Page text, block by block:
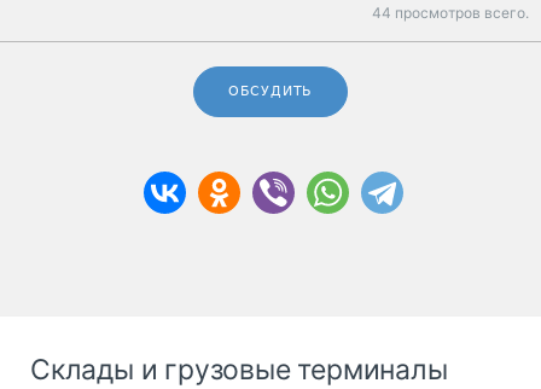
44 просмотров всего.
ОБСУДИТЬ
Склады и грузовые терминалы